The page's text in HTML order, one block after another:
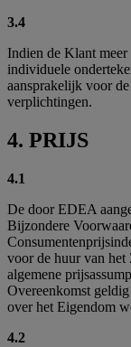
3.4
Indien de Klant
individuele
aansprakelijk voor
verplichtingen.
4. PRIJS
4.1
De door EDEA
Bijzondere
voor de huur van het
algemene
Overeenkomst
over het Eigendom
4.2